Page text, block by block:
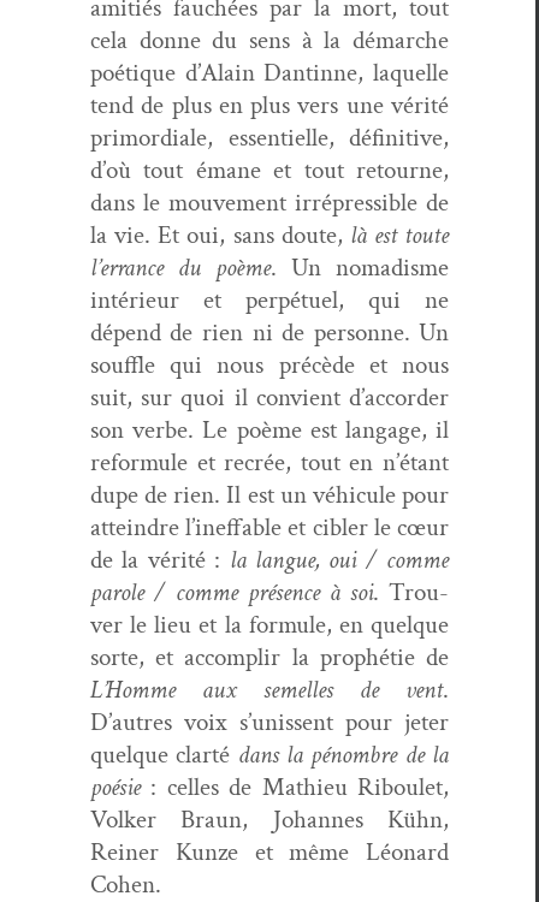
ami­tiés fauchées par la mort, tout
cela donne du sens à la démarche
poé­tique d’Alain Dan­tinne, laque­lle
tend de plus en plus vers une vérité
pri­mor­diale, essen­tielle, défini­tive,
d’où tout émane et tout retourne,
dans le mou­ve­ment irré­press­ible de
la vie. Et oui, sans doute, là est toute
l’errance du poème. Un nomadisme
intérieur et per­pétuel, qui ne
dépend de rien ni de per­son­ne. Un
souf­fle qui nous précède et nous
suit, sur quoi il con­vient d’accorder
son verbe. Le poème est lan­gage, il
refor­mule et recrée, tout en n’étant
dupe de rien. Il est un véhicule pour
attein­dre l’ineffable et cibler le cœur
de la vérité : la langue, oui / comme
parole / comme présence à soi. Trou­
ver le lieu et la for­mule, en quelque
sorte, et accom­plir la prophétie de
L’Homme aux semelles de vent.
D’autres voix s’unissent pour jeter
quelque clarté dans la pénom­bre de la
poésie: celles de Math­ieu Riboulet,
Volk­er Braun, Johannes Kühn,
Rein­er Kun­ze et même Léonard
Cohen.